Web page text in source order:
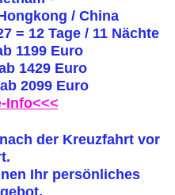
/ China
= 12 Tage / 11 Nächte
1199 Euro
1429 Euro
2099 Euro
Info<<<
der Kreuzfahrt vor
Ihr persönliches